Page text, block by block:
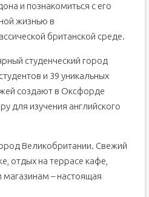
и познакомиться с его
жизнью в
британской среде.
студенческий город
и 39 уникальных
создают в Оксфорде
для изучения английского
Великобритании. Свежий
отдых на террасе кафе,
– настоящая